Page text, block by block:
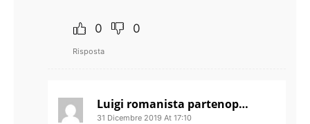
0 0
Risposta
Luigi romanista partenopeo
31 Dicembre 2019 At 17:10